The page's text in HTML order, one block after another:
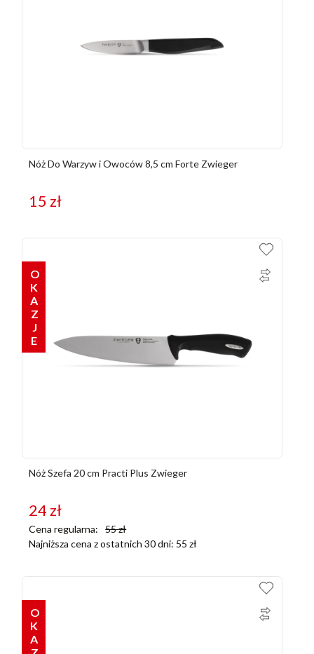
Nóż Do Warzyw i Owoców 8,5 cm Forte Zwieger
15 zł
OKAZJE
Nóż Szefa 20 cm Practi Plus Zwieger
24zł
Cena regularna: 55zł
Najniższa cena z ostatnich 30 dni: 55 zł